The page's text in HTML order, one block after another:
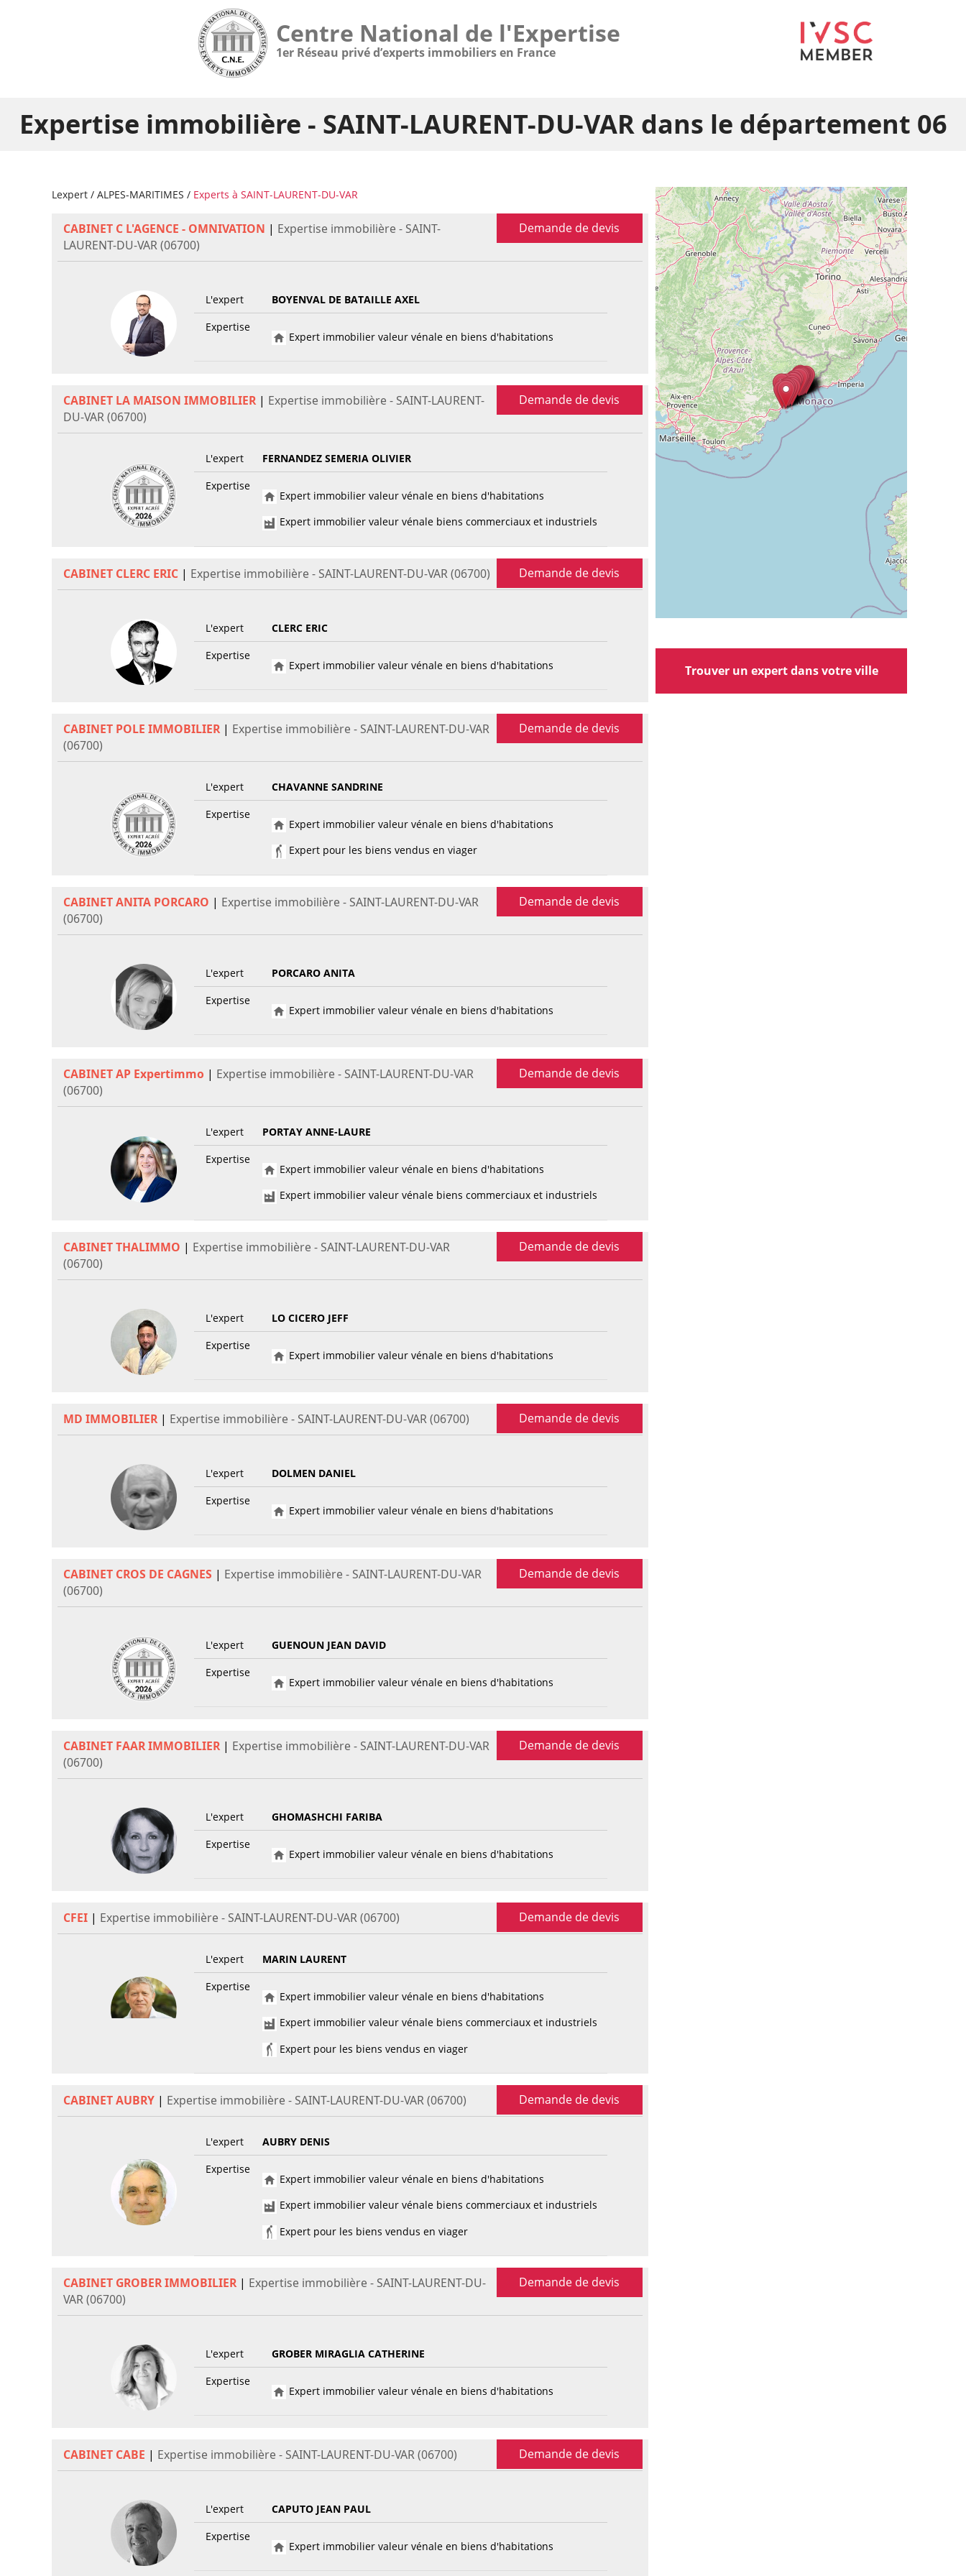
Centre National de l'Expertise
1er Réseau privé d’experts immobiliers en France
Expertise immobilière - SAINT-LAURENT-DU-VAR dans le département 06
Lexpert / ALPES-MARITIMES / Experts à SAINT-LAURENT-DU-VAR
CABINET C L'AGENCE - OMNIVATION | Expertise immobilière - SAINT-
LAURENT-DU-VAR (06700)
Demande de devis
L'expert
BOYENVAL DE BATAILLE AXEL
Expertise
Expert immobilier valeur vénale en biens d'habitations
CABINET LA MAISON IMMOBILIER | Expertise immobilière - SAINT-LAURENT-
DU-VAR (06700)
Demande de devis
L'expert
FERNANDEZ SEMERIA OLIVIER
Expertise
Expert immobilier valeur vénale en biens d'habitations
Expert immobilier valeur vénale biens commerciaux et industriels
CABINET CLERC ERIC | Expertise immobilière - SAINT-LAURENT-DU-VAR (06700) Demande de devis
L'expert
CLERC ERIC
Expertise
Expert immobilier valeur vénale en biens d'habitations
CABINET POLE IMMOBILIER | Expertise immobilière - SAINT-LAURENT-DU-VAR
(06700)
Demande de devis
L'expert
CHAVANNE SANDRINE
Expertise
Expert immobilier valeur vénale en biens d'habitations
Expert pour les biens vendus en viager
CABINET ANITA PORCARO | Expertise immobilière - SAINT-LAURENT-DU-VAR
(06700)
Demande de devis
L'expert
PORCARO ANITA
Expertise
Expert immobilier valeur vénale en biens d'habitations
CABINET AP Expertimmo | Expertise immobilière - SAINT-LAURENT-DU-VAR
(06700)
Demande de devis
L'expert
PORTAY ANNE-LAURE
Expertise
Expert immobilier valeur vénale en biens d'habitations
Expert immobilier valeur vénale biens commerciaux et industriels
CABINET THALIMMO | Expertise immobilière - SAINT-LAURENT-DU-VAR
(06700)
Demande de devis
L'expert
LO CICERO JEFF
Expertise
Expert immobilier valeur vénale en biens d'habitations
MD IMMOBILIER | Expertise immobilière - SAINT-LAURENT-DU-VAR (06700) Demande de devis
L'expert
DOLMEN DANIEL
Expertise
Expert immobilier valeur vénale en biens d'habitations
CABINET CROS DE CAGNES | Expertise immobilière - SAINT-LAURENT-DU-VAR
(06700)
Demande de devis
L'expert
GUENOUN JEAN DAVID
Expertise
Expert immobilier valeur vénale en biens d'habitations
CABINET FAAR IMMOBILIER | Expertise immobilière - SAINT-LAURENT-DU-VAR
(06700)
Demande de devis
L'expert
GHOMASHCHI FARIBA
Expertise
Expert immobilier valeur vénale en biens d'habitations
CFEI | Expertise immobilière - SAINT-LAURENT-DU-VAR (06700) Demande de devis
L'expert
MARIN LAURENT
Expertise
Expert immobilier valeur vénale en biens d'habitations
Expert immobilier valeur vénale biens commerciaux et industriels
Expert pour les biens vendus en viager
CABINET AUBRY | Expertise immobilière - SAINT-LAURENT-DU-VAR (06700) Demande de devis
L'expert
AUBRY DENIS
Expertise
Expert immobilier valeur vénale en biens d'habitations
Expert immobilier valeur vénale biens commerciaux et industriels
Expert pour les biens vendus en viager
CABINET GROBER IMMOBILIER | Expertise immobilière - SAINT-LAURENT-DU-
VAR (06700)
Demande de devis
L'expert
GROBER MIRAGLIA CATHERINE
Expertise
Expert immobilier valeur vénale en biens d'habitations
CABINET CABE | Expertise immobilière - SAINT-LAURENT-DU-VAR (06700) Demande de devis
L'expert
CAPUTO JEAN PAUL
Expertise
Expert immobilier valeur vénale en biens d'habitations
Trouver un expert dans votre ville